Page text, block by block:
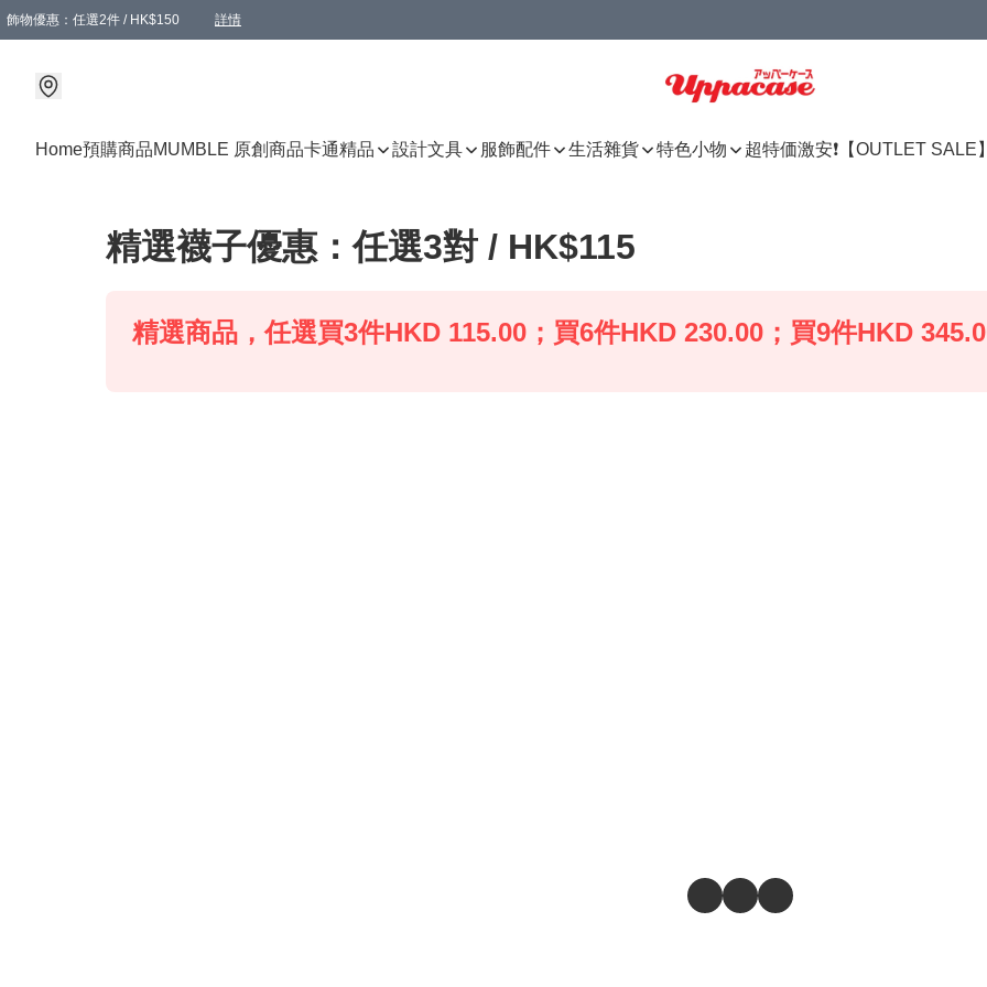
飾物優惠：任選2件 / HK$150 詳情
Home預購商品MUMBLE 原創商品卡通精品 設計文具 服飾配件 生活雜貨 特色小物 超特価激安❗【OUTLET SALE】
精選襪子優惠：任選3對 / HK$115
精選商品，任選買3件HKD 115.00；買6件HKD 230.00；買9件HKD